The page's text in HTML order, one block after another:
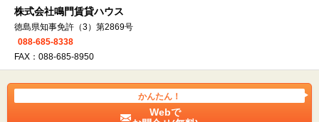
株式会社鳴門賃貸ハウス
徳島県知事免許（3）第2869号
088-685-8338
FAX：088-685-8950
かんたん！
Webで